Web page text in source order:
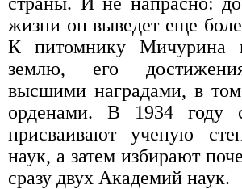
жизни он выведет еще
К питомнику Мичурина
землю, его
высшими наградами, в
орденами. В 1934 году
присваивают ученую
наук, а затем избирают
сразу двух Академий наук.